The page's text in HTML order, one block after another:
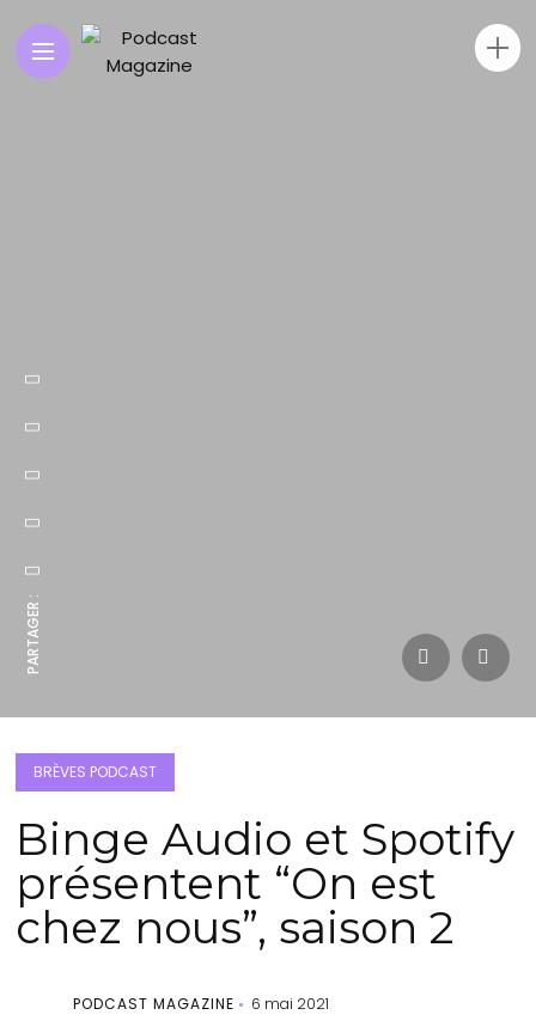
PARTAGER :
BRÈVES PODCAST
Binge Audio et Spotify
présentent “On est
chez nous”, saison 2
PODCAST MAGAZINE 6 mai 2021